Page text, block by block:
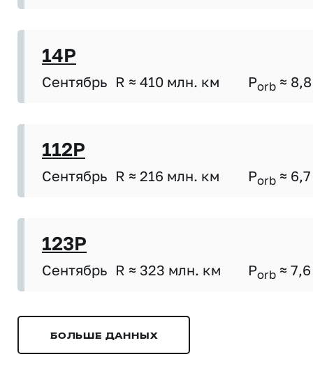
14P
Сентябрь R ≈ 410 млн. км Porb ≈ 8,8
112P
Сентябрь R ≈ 216 млн. км Porb ≈ 6,7
123P
Сентябрь R ≈ 323 млн. км Porb ≈ 7,6
БОЛЬШЕ ДАННЫХ